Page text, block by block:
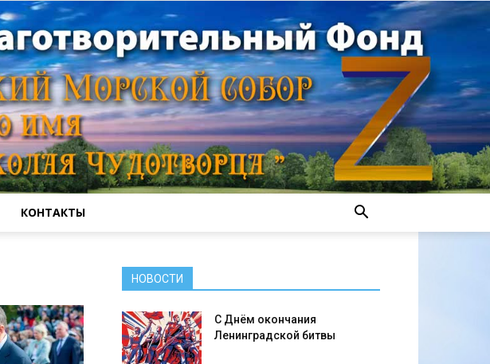
КОНТАКТЫ
НОВОСТИ
С Днём окончания
Ленинградской битвы